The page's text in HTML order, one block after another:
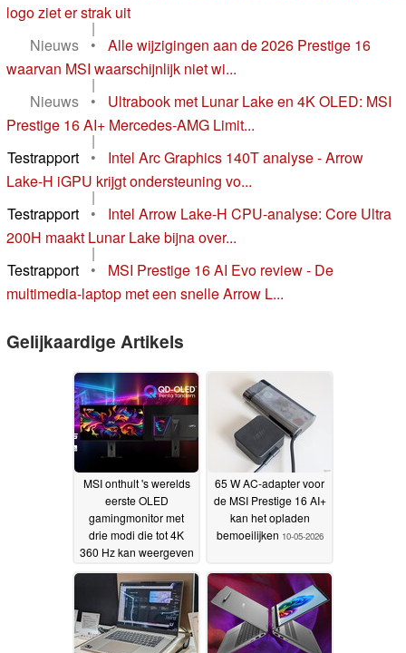
logo ziet er strak uit
|
Nieuws
•
Alle wijzigingen aan de 2026 Prestige 16
waarvan MSI waarschijnlijk niet wi...
|
Nieuws
•
Ultrabook met Lunar Lake en 4K OLED: MSI
Prestige 16 AI+ Mercedes-AMG Limit...
|
Testrapport
•
Intel Arc Graphics 140T analyse - Arrow
Lake-H iGPU krijgt ondersteuning vo...
|
Testrapport
•
Intel Arrow Lake-H CPU-analyse: Core Ultra
200H maakt Lunar Lake bijna over...
|
Testrapport
•
MSI Prestige 16 AI Evo review - De
multimedia-laptop met een snelle Arrow L...
Gelijkaardige Artikels
MSI onthult 's werelds
eerste OLED
gamingmonitor met
drie modi die tot 4K
360 Hz kan weergeven
30-05-2026
65 W AC-adapter voor
de MSI Prestige 16 AI+
kan het opladen
bemoeilijken 10-05-2026